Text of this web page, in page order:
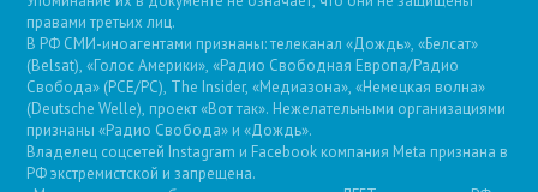
правами третьих лиц.
В РФ СМИ-иноагентами признаны: телеканал «Дождь», «Белсат»
(Belsat), «Голос Америки», «Радио Свободная Европа/Радио
Свобода» (PCE/PC), The Insider, «Медиазона», «Немецкая волна»
(Deutsche Welle), проект «Вот так». Нежелательными организациями
признаны «Радио Свобода» и «Дождь».
Владелец соцсетей Instagram и Facebook компания Metа признана в
РФ экстремистской и запрещена.